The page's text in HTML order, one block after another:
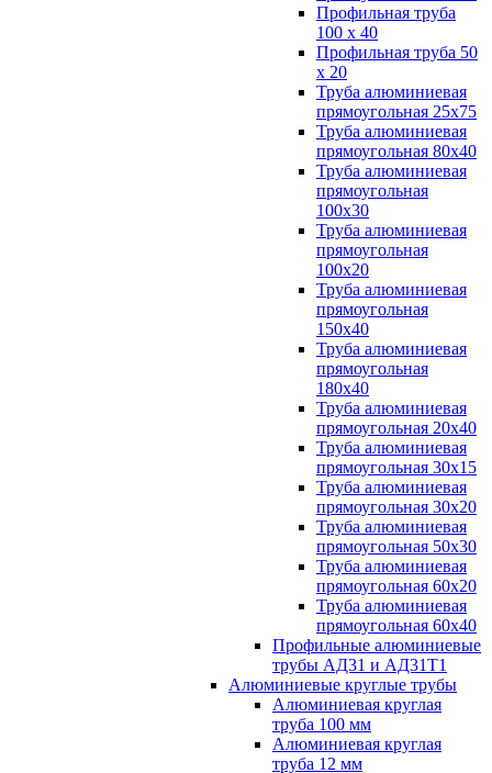
Профильная труба
100 х 40
Профильная труба 50
х 20
Труба алюминиевая
прямоугольная 25х75
Труба алюминиевая
прямоугольная 80х40
Труба алюминиевая
прямоугольная
100x30
Труба алюминиевая
прямоугольная
100х20
Труба алюминиевая
прямоугольная
150x40
Труба алюминиевая
прямоугольная
180x40
Труба алюминиевая
прямоугольная 20х40
Труба алюминиевая
прямоугольная 30x15
Труба алюминиевая
прямоугольная 30х20
Труба алюминиевая
прямоугольная 50х30
Труба алюминиевая
прямоугольная 60x20
Труба алюминиевая
прямоугольная 60х40
Профильные алюминиевые
трубы АД31 и АД31Т1
Алюминиевые круглые трубы
Алюминиевая круглая
труба 100 мм
Алюминиевая круглая
труба 12 мм